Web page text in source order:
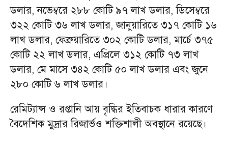
ডলার, নভেম্বরে ২৮৮ কোটি ৯৭ লাখ ডলার, ডিসেম্বরে
৩২২ কোটি ৩৬ লাখ ডলার, জানুয়ারিতে ৩১৭ কোটি ১৬
লাখ ডলার, ফেব্রুয়ারিতে ৩০২ কোটি ডলার, মার্চে ৩৭৫
কোটি ২২ লাখ ডলার, এপ্রিলে ৩১২ কোটি ৭৩ লাখ
ডলার, মে মাসে ৩৪২ কোটি ৫০ লাখ ডলার এবং জুনে
২৮০ কোটি ৬ লাখ ডলার।
রেমিট্যান্স ও রপ্তানি আয় বৃদ্ধির ইতিবাচক ধারার কারণে
বৈদেশিক মুদ্রার রিজার্ভও শক্তিশালী অবস্থানে রয়েছে।